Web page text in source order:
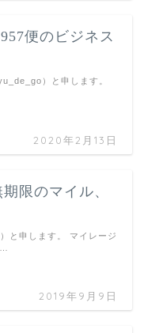
便のビジネス
2020年2月13日
）と申します。
限のマイル、
2019年9月9日
と申します。 マイレージ